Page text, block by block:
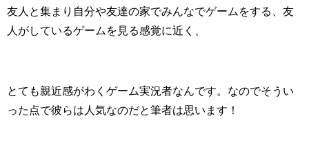
友人と集まり自分や友達の家でみんなでゲームをする、友
人がしているゲームを見る感覚に近く、
とても親近感がわくゲーム実況者なんです。なのでそうい
った点で彼らは人気なのだと筆者は思います！